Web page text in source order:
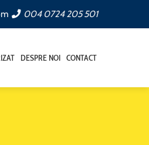
004 0724 205 501
DESPRE NOI CONTACT